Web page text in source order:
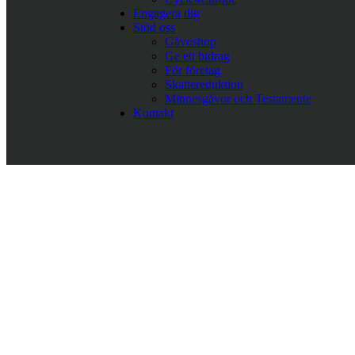
Engagera dig
Stöd oss
Gåvoshop
Ge ett bidrag
För företag
Skattereduktion
Minnesgåvor och Testamente
Kontakt